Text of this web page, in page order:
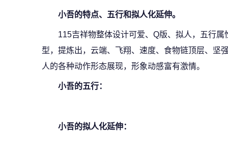
小吾的特点、五行和拟人化延伸。
115吉祥物整体设计可爱、Q版、拟人，五行
型，提炼出，云端、飞翔、速度、食物链顶层、坚
人的各种动作形态展现，形象动感富有激情。
小吾的五行：
小吾的拟人化延伸：